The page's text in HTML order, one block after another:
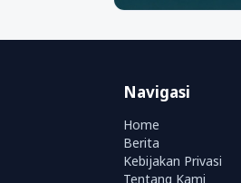
Navigasi
Home
Berita
Kebijakan Privasi
Tentang Kami